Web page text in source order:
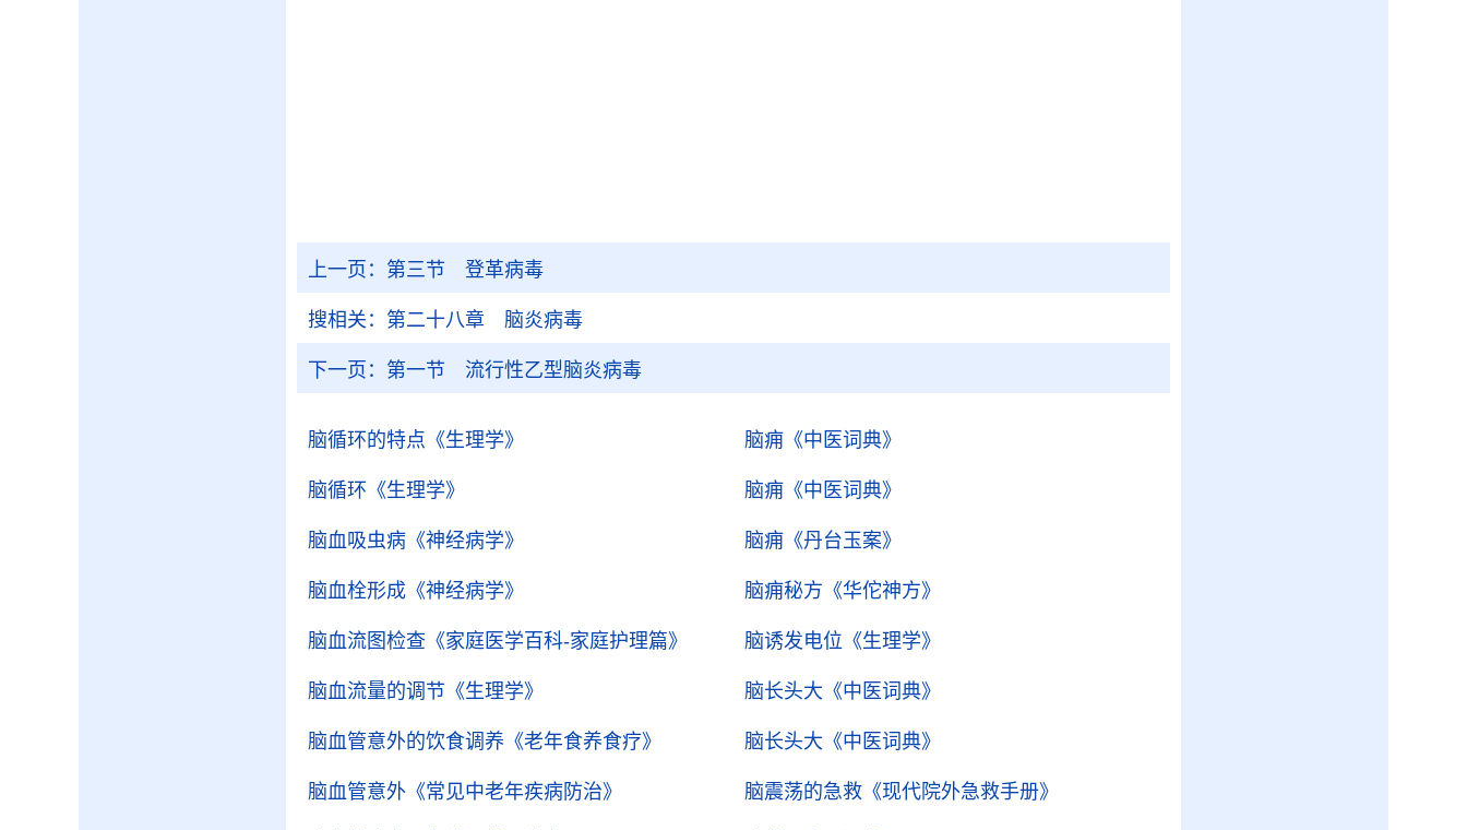
上一页： 第三节 登革病毒
搜相关： 第二十八章 脑炎病毒
下一页： 第一节 流行性乙型脑炎病毒
脑循环的特点 《生理学》 脑痈 《中医词典》
脑循环 《生理学》 脑痈 《中医词典》
脑血吸虫病 《神经病学》 脑痈 《丹台玉案》
脑血栓形成 《神经病学》 脑痈秘方 《华佗神方》
脑血流图检查 《家庭医学百科-家庭护理篇》 脑诱发电位 《生理学》
脑血流量的调节 《生理学》 脑长头大 《中医词典》
脑血管意外的饮食调养 《老年食养食疗》 脑长头大 《中医词典》
脑血管意外 《常见中老年疾病防治》 脑震荡的急救 《现代院外急救手册》